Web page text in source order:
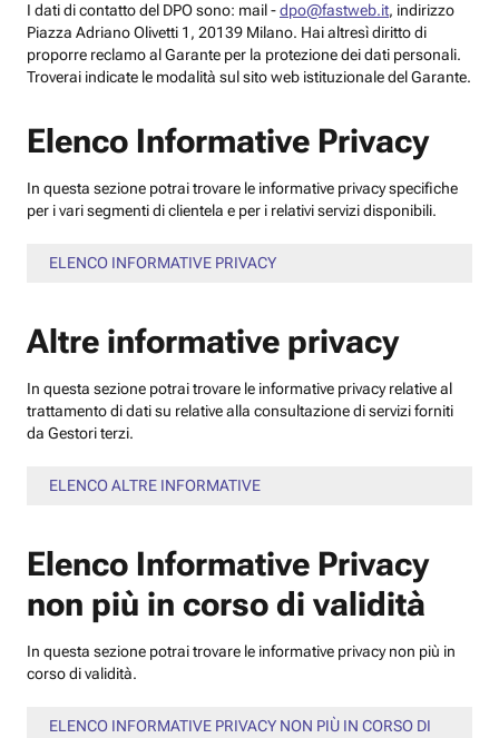
I dati di contatto del DPO sono: mail -dpo@fastweb.it, indirizzo
Piazza Adriano Olivetti 1, 20139 Milano. Hai altresì diritto di
proporre reclamo al Garante per la protezione dei dati personali.
Troverai indicate le modalità sul sito web istituzionale del Garante.
Elenco Informative Privacy
In questa sezione potrai trovare le informative privacy specifiche
per i vari segmenti di clientela e per i relativi servizi disponibili.
ELENCO INFORMATIVE PRIVACY
Altre informative privacy
In questa sezione potrai trovare le informative privacy relative al
trattamento di dati su relative alla consultazione di servizi forniti
da Gestori terzi.
ELENCO ALTRE INFORMATIVE
Elenco Informative Privacy
non più in corso di validità
In questa sezione potrai trovare le informative privacy non più in
corso di validità.
ELENCO INFORMATIVE PRIVACY NON PIÙ IN CORSO DI